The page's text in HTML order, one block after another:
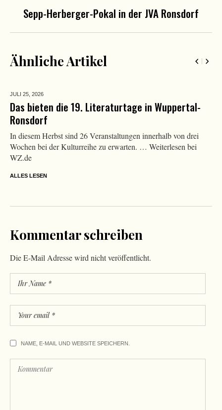
Sepp-Herberger-Pokal in der JVA Ronsdorf
Ähnliche Artikel
JULI 25, 2026
Das bieten die 19. Literaturtage in Wuppertal-
Ronsdorf
In diesem Herbst sind 26 Veranstaltungen innerhalb von drei
Wochen bei der Kulturreihe zu erwarten. … Weiterlesen bei
WZ.de
ALLES LESEN
Kommentar schreiben
Die E-Mail Adresse wird nicht veröffentlicht.
NAME, E-MAIL UND WEBSITE SPEICHERN.